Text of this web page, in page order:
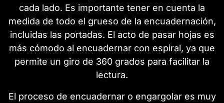
cada lado. Es importante tener en cuenta la
medida de todo el grueso de la encuadernación,
incluidas las portadas. El acto de pasar hojas es
más cómodo al encuadernar con espiral, ya que
permite un giro de 360 grados para facilitar la
lectura.
El proceso de encuadernar o engargolar es muy